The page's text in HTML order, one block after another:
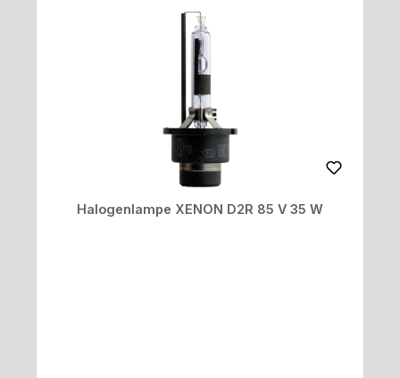
Halogenlampe XENON D2R 85 V 35 W